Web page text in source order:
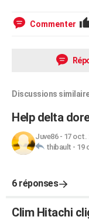
Commenter
Discussions
Help delta
Juve86- 17 oct.
thibault - 19
6 réponses
Clim Hitachi